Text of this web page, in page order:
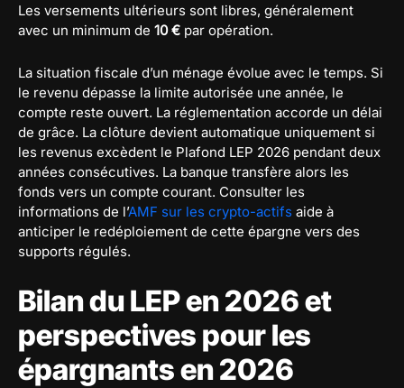
Les versements ultérieurs sont libres, généralement
avec un minimum de 10 € par opération.
La situation fiscale d’un ménage évolue avec le temps. Si
le revenu dépasse la limite autorisée une année, le
compte reste ouvert. La réglementation accorde un délai
de grâce. La clôture devient automatique uniquement si
les revenus excèdent le Plafond LEP 2026 pendant deux
années consécutives. La banque transfère alors les
fonds vers un compte courant. Consulter les
informations de l’AMF sur les crypto-actifs aide à
anticiper le redéploiement de cette épargne vers des
supports régulés.
Bilan du LEP en 2026 et
perspectives pour les
épargnants en 2026